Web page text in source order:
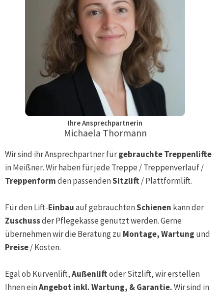
Ihre Ansprechpartnerin
Michaela Thormann
Wir sind ihr Ansprechpartner fürgebrauchte Treppenlifte
inMeißner. Wir haben für jede Treppe / Treppenverlauf /
Treppenformden passendenSitzlift/ Plattformlift.
Für den Lift-Einbauauf gebrauchtenSchienen kann der
Zuschussder Pflegekasse genutzt werden. Gerne
übernehmen wir die Beratung zu Montage, Wartung und
Preise/ Kosten.
Egal ob Kurvenlift,Außenliftoder Sitzlift, wir erstellen
Ihnen einAngebot inkl. Wartung, & Garantie.Wir sind in